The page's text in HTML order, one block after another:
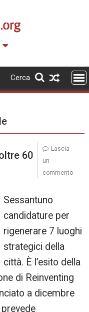
Cerca
60
Sessantuno
candidature per
rigenerare 7 luoghi
strategici della
città. È l’esito della
di Reinventing
a dicembre
Lascia
un
commento